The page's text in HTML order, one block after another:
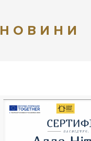
НОВИНИ